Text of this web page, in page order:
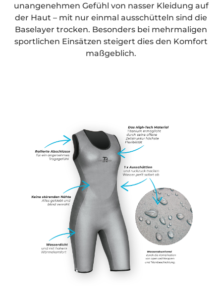
Mehr
Informationen
Akzeptieren
unangenehmen Gefühl von nasser Kleidung auf
der Haut – mit nur einmal ausschütteln sind die
Baselayer trocken. Besonders bei mehrmaligen
sportlichen Einsätzen steigert dies den Komfort
maßgeblich.